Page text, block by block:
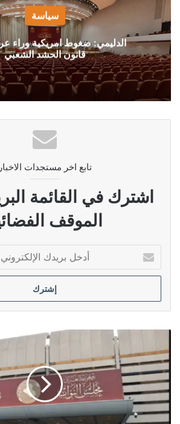
سياسة
الدليمي: ضغوط امريكية وراء
قانون الحشد الشعبي
تابع اخر مستجدات الاخبار
اشترك في القائمة
الموقف
بريدك
الإلكتروني
لتكثيف
الجلسات
البرلمانية
وتشريع
القوانين
المهمة